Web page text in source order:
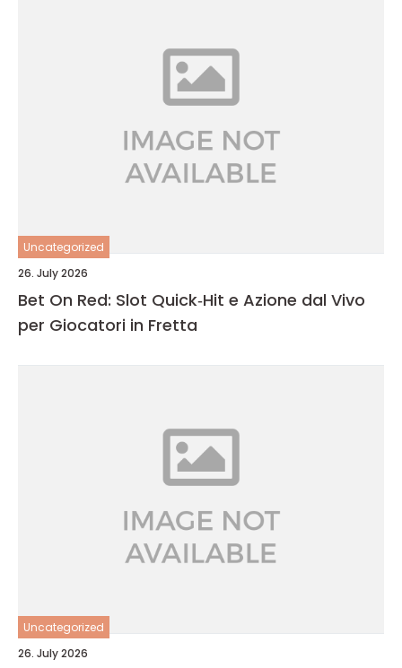
Uncategorized
26. July 2026
Bet On Red: Slot Quick‑Hit e Azione dal Vivo
per Giocatori in Fretta
Uncategorized
26. July 2026